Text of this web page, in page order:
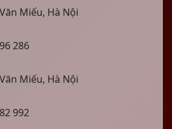
Miếu, Hà Nội
286
Miếu, Hà Nội
992